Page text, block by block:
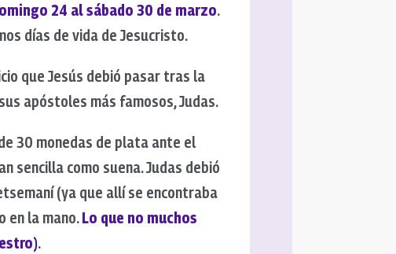
24 al sábado 30 de marzo.
días de vida de Jesucristo.
que Jesús debió pasar tras la
apóstoles más famosos, Judas.
30 monedas de plata ante el
sencilla como suena. Judas debió
(ya que allí se encontraba
en la mano.Lo que no muchos
.